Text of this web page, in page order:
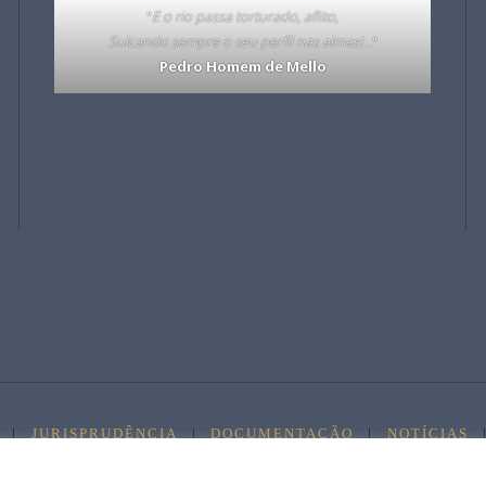
"E o rio passa torturado, aflito,
Sulcando sempre o seu perfil nas almas!…"
Pedro Homem de Mello
| JURISPRUDÊNCIA | DOCUMENTAÇÃO | NOTÍCIAS |